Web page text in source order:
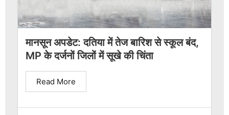
मानसून अपडेट: दतिया में तेज बारिश से स्कूल बंद,
MP के दर्जनों जिलों में सूखे की चिंता
Read More